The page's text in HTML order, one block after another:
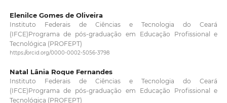
Elenilce Gomes de Oliveira
Instituto Federais de Ciências e Tecnologia do Ceará
(IFCE)Programa de pós-graduação em Educação Profissional e
Tecnológica (PROFEPT)
https://orcid.org/0000-0002-5056-3798
Natal Lânia Roque Fernandes
Instituto Federais de Ciências e Tecnologia do Ceará
(IFCE)Programa de pós-graduação em Educação Profissional e
Tecnológica (PROFEPT)